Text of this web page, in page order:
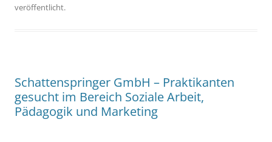
veröffentlicht.
Schattenspringer GmbH – Praktikanten
gesucht im Bereich Soziale Arbeit,
Pädagogik und Marketing